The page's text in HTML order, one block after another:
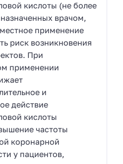
кислоты (не более
врачом,
применение
риск возникновения
При
применении
и
действие
кислоты
частоты
коронарной
у пациентов,